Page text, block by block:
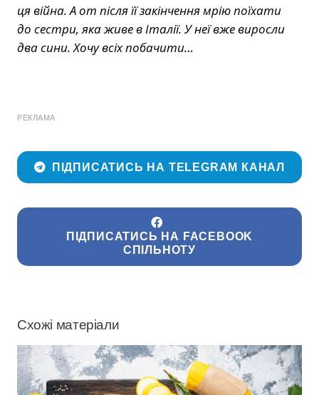
ця війна. А от після її закінчення мрію поїхати
до сестри, яка живе в Італії. У неї вже виросли
два сини. Хочу всіх побачити…
РЕКЛАМА
ПІДПИСАТИСЬ НА TELEGRAM КАНАЛ
ПІДПИСАТИСЬ НА FACEBOOK
СПІЛЬНОТУ
Схожі матеріали